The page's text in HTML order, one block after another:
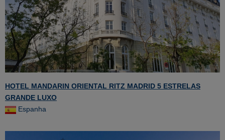
HOTEL MANDARIN ORIENTAL RITZ MADRID 5 ESTRELAS
GRANDE LUXO
Espanha